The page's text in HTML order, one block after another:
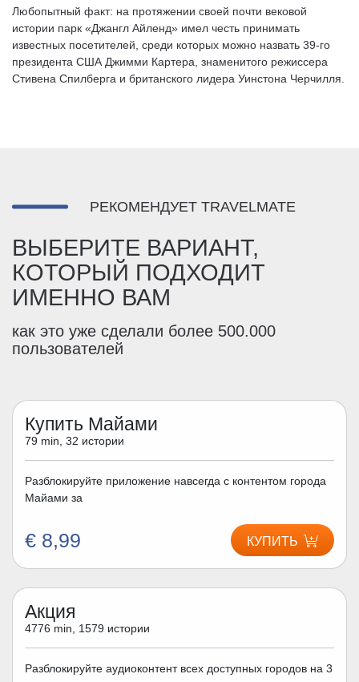
Любопытный факт: на протяжении своей почти вековой
истории парк «Джангл Айленд» имел честь принимать
известных посетителей, среди которых можно назвать 39-го
президента США Джимми Картера, знаменитого режиссера
Стивена Спилберга и британского лидера Уинстона Черчилля.
РЕКОМЕНДУЕТ TRAVELMATE
ВЫБЕРИТЕ ВАРИАНТ,
КОТОРЫЙ ПОДХОДИТ
ИМЕННО ВАМ
как это уже сделали более 500.000
пользователей
Купить Майами
79 min, 32 истории
Разблокируйте приложение навсегда с контентом города
Майами за
€ 8,99 КУПИТЬ
Акция
4776 min, 1579 истории
Разблокируйте аудиоконтент всех доступных городов на 3